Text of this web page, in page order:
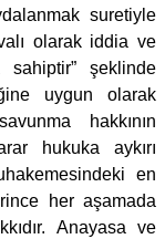
suretiyle
olarak iddia ve
sahiptir” şeklinde
uygun olarak
hakkının
hukuka aykırı
en
her aşamada
Anayasa ve